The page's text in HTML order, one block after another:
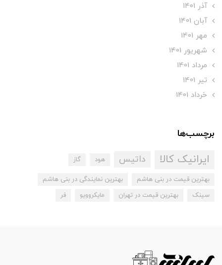
آذر 1401
آبان 1401
مهر 1401
شهریور 1401
مرداد 1401
تير 1401
خرداد 1401
برچسب‌ها
ایرانیک کالا داتیس هود گاز
بهترین قیمت در بنی هاشم
بهترین نمایندگی در بنی هاشم
سینک
بهترین قیمت در تهران مایکروویو فر